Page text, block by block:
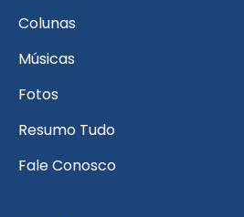
Colunas
Músicas
Fotos
Resumo Tudo
Fale Conosco